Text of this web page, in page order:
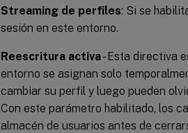
Streaming de perfiles: Si se
sesión en este entorno.
Reescritura activa- Esta directiva
entorno se asignan solo
cambiar su perfil y luego pueden
Con este parámetro habilitado, los
almacén de usuarios antes de